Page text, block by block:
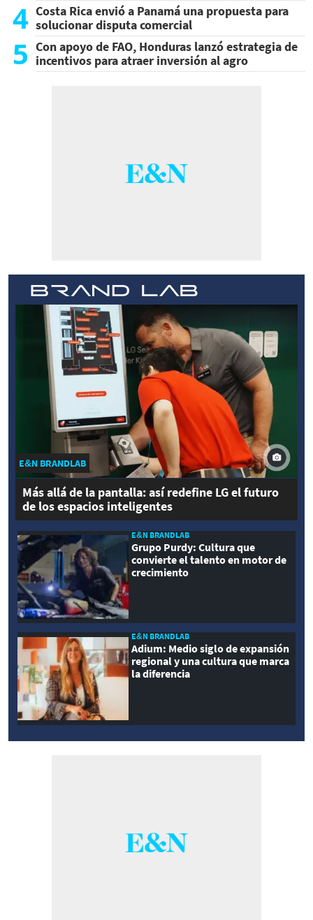
4 Costa Rica envió a Panamá una propuesta para
solucionar disputa comercial
5 Con apoyo de FAO, Honduras lanzó estrategia de
incentivos para atraer inversión al agro
E&N BRANDLAB
Más allá de la pantalla: así redefine LG el futuro
de los espacios inteligentes
E&N BRANDLAB
Grupo Purdy: Cultura que
convierte el talento en motor de
crecimiento
E&N BRANDLAB
Adium: Medio siglo de expansión
regional y una cultura que marca
la diferencia